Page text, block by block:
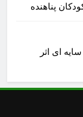
پناهنده
ای اثر